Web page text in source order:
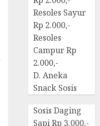
Resoles Sayur
Rp 2.000,-
Resoles
Campur Rp
2.000,-
D. Aneka
Snack Sosis
Sosis Daging
Sapi Rp 3.000,-